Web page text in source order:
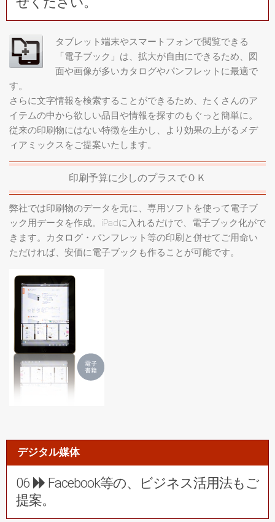
タブレット端末やスマートフォンで閲覧できる
「電子ブック」は、拡大が自由にできるため、図
面や画像が多いカタログやパンフレットに最適で
す。
さらに文字情報を検索することができるため、たくさんのア
イテムの中から欲しい品目や情報を探すのもぐっと簡単に。
従来の印刷物にはない特徴を生かし、より効果の上がるメデ
ィアミックスをご提案いたします。
印刷予算に少しのプラスでＯＫ
弊社では印刷物のデータを元に、専用ソフトを使って電子ブ
ック用データを作成。iPadに入れるだけで、電子ブック化がで
きます。カタログ・パンフレット等の印刷と併せてご用命い
ただければ、安価に電子ブックも作ることが可能です。
デジタル媒体
06
Facebook等の、ビジネス活用法もご
提案。